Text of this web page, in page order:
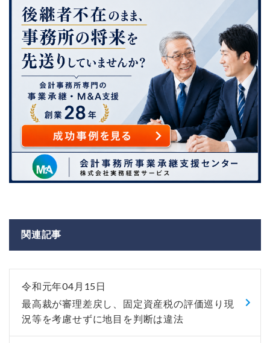
関連記事
令和元年04月15日
最高裁が審理差戻し、固定資産税の評価巡り現
況等を考慮せずに地目を判断は違法